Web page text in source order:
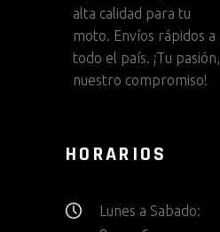
alta calidad para tu
moto. Envíos rápidos a
todo el país. ¡Tu pasión,
nuestro compromiso!
HORARIOS
Lunes a Sabado: